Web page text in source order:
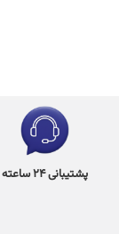
پشتیبانی 24 ساعته